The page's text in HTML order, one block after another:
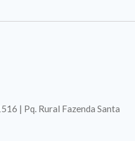
| Pq. Rural Fazenda Santa